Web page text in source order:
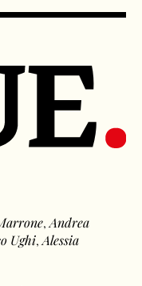
,Andrea
Ughi,Alessia